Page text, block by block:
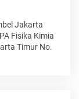
Jakarta
Fisika Kimia
Timur No.